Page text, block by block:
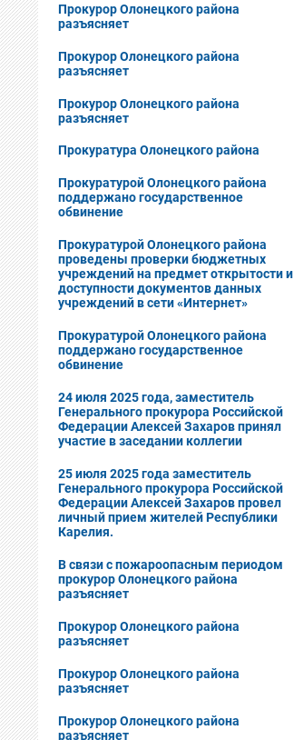
Прокурор Олонецкого района
разъясняет
Прокурор Олонецкого района
разъясняет
Прокурор Олонецкого района
разъясняет
Прокуратура Олонецкого района
Прокуратурой Олонецкого района
поддержано государственное
обвинение
Прокуратурой Олонецкого района
проведены проверки бюджетных
учреждений на предмет открытости и
доступности документов данных
учреждений в сети «Интернет»
Прокуратурой Олонецкого района
поддержано государственное
обвинение
24 июля 2025 года, заместитель
Генерального прокурора Российской
Федерации Алексей Захаров принял
участие в заседании коллегии
25 июля 2025 года заместитель
Генерального прокурора Российской
Федерации Алексей Захаров провел
личный прием жителей Республики
Карелия.
В cвязи с пожароопасным периодом
прокурор Олонецкого района
разъясняет
Прокурор Олонецкого района
разъясняет
Прокурор Олонецкого района
разъясняет
Прокурор Олонецкого района
разъясняет